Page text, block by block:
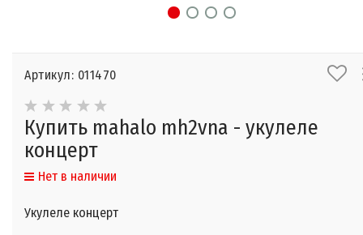
Артикул: 011470
Купить mahalo mh2vna - укулеле
концерт
Нет в наличии
Укулеле концерт